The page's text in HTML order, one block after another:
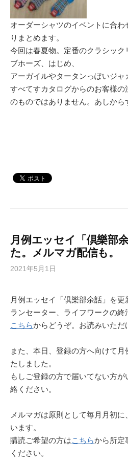
オーダーシャツのイベントに合
りまとめます。
今回は春夏物。定番のクラシック
ブホーズ、はじめ、
アーガイルやタータンっぽいジャ
すべてすカタログからのお客様
のものではありません。あしから
月例エッセイ「倶樂部
た。メルマガ配信も。
2021年5月1日
月例エッセイ「倶樂部余話」を
ランセーター、ライフワークの終
こちらからどうぞ。お読みいただ
また、本日、登録の方へ向けて
たしました。
もしご登録の方で届いてない方が
絡ください。
メルマガは原則として毎月月初
います。
購読ご希望の方はこちらから所定
ください。